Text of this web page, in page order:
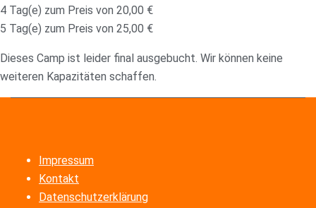
4 Tag(e) zum Preis von 20,00 €
5 Tag(e) zum Preis von 25,00 €
Dieses Camp ist leider final ausgebucht. Wir können keine
weiteren Kapazitäten schaffen.
Impressum
Kontakt
Datenschutzerklärung